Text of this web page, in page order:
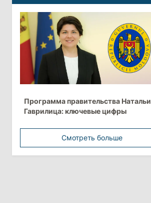
укреплению обороны стоимостью
более 10 млрд леев на ближайшие
пять лет
4 августа 2026
15:15
Экономика
европейских стран с самой низкой
минимальной зарплатой
Политика
Анна Ревенко уходит с поста главы
Программа правительства Натальи
Гаврилица: ключевые цифры
Смотреть больше